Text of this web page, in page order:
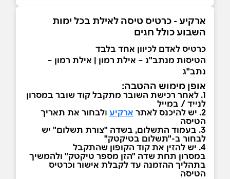
ארקיע - כרטיס טיסה לאילת בכל ימות
השבוע כולל חגים
כרטיס לאדם לכיוון אחד בלבד
הטיסות מנתב"ג – אילת רמון | אילת רמון –
נתב"ג
אופן מימוש ההטבה:
1. לאחר רכישת השובר מתקבל קוד שובר במסרון
לנייד / במייל
2. יש להיכנס לאתר
ארקיע ולבחור את תאריך
הטיסה
3. בעמוד התשלום, בשדה "צורת תשלום" יש
לבחור ב-"תשלום בטיקטק"
4. יש להזין את קוד הקופון שהתקבל
במסרון תחת שדה "הזן מספר טיקטק" ולהמשיך
בתהליך ההזמנה עד לקבלת אישור וכרטיס
הטיסה